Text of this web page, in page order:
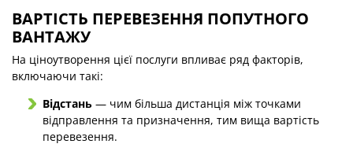
ВАРТІСТЬ ПЕРЕВЕЗЕННЯ ПОПУТНОГО
ВАНТАЖУ
На ціноутворення цієї послуги впливає ряд факторів,
включаючи такі:
Відстань — чим більша дистанція між точками
відправлення та призначення, тим вища вартість
перевезення.